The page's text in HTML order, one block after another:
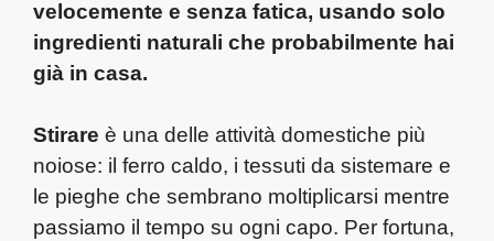
velocemente e senza fatica, usando solo
ingredienti naturali che probabilmente hai
già in casa.
Stirare è una delle attività domestiche più
noiose: il ferro caldo, i tessuti da sistemare e
le pieghe che sembrano moltiplicarsi mentre
passiamo il tempo su ogni capo. Per fortuna,